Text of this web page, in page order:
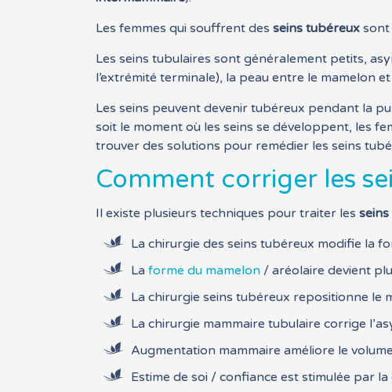
Les femmes qui souffrent desseins tubéreuxsont
Les seins tubulaires sont généralement petits,
l’extrémité terminale), la peau entre le mamelon
Les seins peuvent devenir tubéreux pendant la
soit le moment où les seins se développent, les
trouver des solutions pour remédier les seins
Comment corriger les
Il existe plusieurs techniques pour traiter les
La chirurgie des seins tubéreux modifie la
Laforme du mamelon/ aréolaire devient
La chirurgie seins tubéreux repositionne le
La chirurgie mammaire tubulaire corrige
Augmentation mammaire améliore le
Estime de soi / confiance est stimulée par